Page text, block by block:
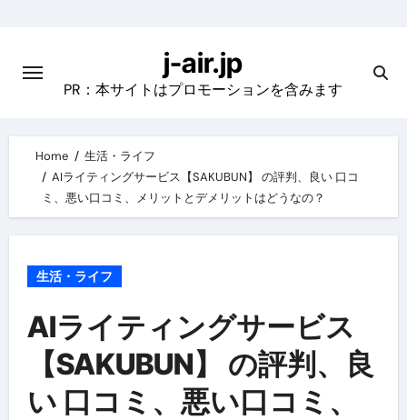
content
j-air.jp
PR：本サイトはプロモーションを含みます
Home
生活・ライフ
AIライティングサービス【SAKUBUN】 の評判、良い 口コ
ミ、悪い口コミ、メリットとデメリットはどうなの？
生活・ライフ
AIライティングサービス
【SAKUBUN】 の評判、良
い 口コミ、悪い口コミ、